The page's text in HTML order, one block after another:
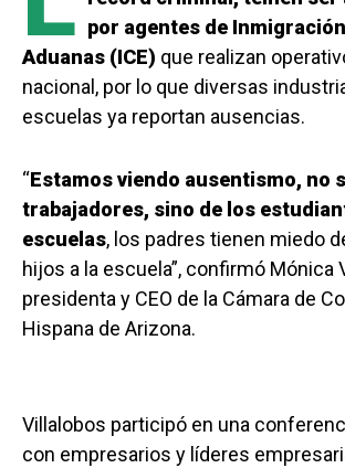
por agentes de
Aduanas (ICE) que realizan
nacional, por lo que diversas
escuelas ya reportan ausencias.
“Estamos viendo ausentismo, no
trabajadores, sino de los
escuelas, los padres tienen miedo
hijos a la escuela”, confirmó Mónica
presidenta y CEO de la Cámara de
Hispana de Arizona.
Villalobos participó en una
con empresarios y líderes